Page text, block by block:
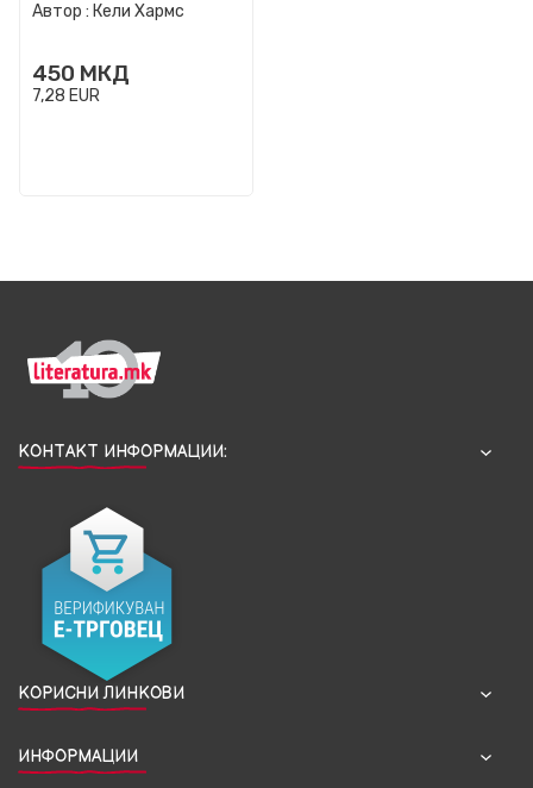
Автор : Кели Хармс
450 МКД
7,28 EUR
КОНТАКТ ИНФОРМАЦИИ:
КОРИСНИ ЛИНКОВИ
ИНФОРМАЦИИ